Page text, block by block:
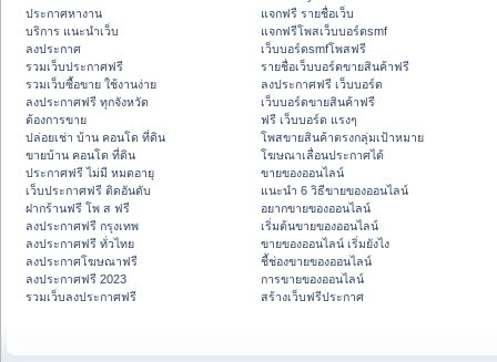
ประกาศหางาน
บริการ แนะนำเว็บ
ลงประกาศ
รวมเว็บประกาศฟรี
รวมเว็บซื้อขาย ใช้งานง่าย
ลงประกาศฟรี ทุกจังหวัด
ต้องการขาย
ปล่อยเช่า บ้าน คอนโด ที่ดิน
ขายบ้าน คอนโด ที่ดิน
ประกาศฟรี ไม่มี หมดอายุ
เว็บประกาศฟรี ติดอันดับ
ฝากร้านฟรี โพ ส ฟรี
ลงประกาศฟรี กรุงเทพ
ลงประกาศฟรี ทั่วไทย
ลงประกาศโฆษณาฟรี
ลงประกาศฟรี 2023
รวมเว็บลงประกาศฟรี
แจกฟรี รายชื่อเว็บ
แจกฟรีโพสเว็บบอร์ดsmf
เว็บบอร์ดsmfโพสฟรี
รายชื่อเว็บบอร์ดขายสินค้าฟรี
ลงประกาศฟรี เว็บบอร์ด
เว็บบอร์ดขายสินค้าฟรี
ฟรี เว็บบอร์ด แรงๆ
โพสขายสินค้าตรงกลุ่มเป้าหมาย
โฆษณาเลื่อนประกาศได้
ขายของออนไลน์
แนะนำ 6 วิธีขายของออนไลน์
อยากขายของออนไลน์
เริ่มต้นขายของออนไลน์
ขายของออนไลน์ เริ่มยังไง
ชี้ช่องขายของออนไลน์
การขายของออนไลน์
สร้างเว็บฟรีประกาศ